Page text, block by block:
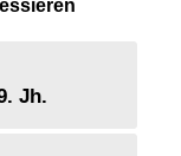
Jh.